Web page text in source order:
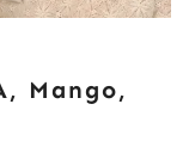
Mango,